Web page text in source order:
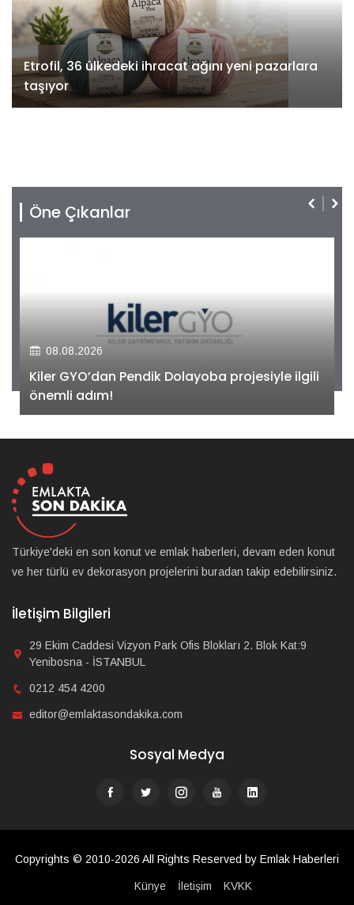
Etrofil, 36 ülkedeki ihracat ağını yeni pazarlara
taşıyor
Öne Çıkanlar
08.08.2026
Kiler GYO’dan Pendik Dolayoba projesiyle ilgili
önemli adım!
Türkiye'deki en son konut ve emlak haberleri, devam eden konut
ve her türlü ev dekorasyon projelerini buradan takip edebilirsiniz.
İletişim Bilgileri
29 Ekim Caddesi Vizyon Park Ofis Blokları 2. Blok Kat:9
Yenibosna - İSTANBUL
0212 454 4200
editor@emlaktasondakika.com
Sosyal Medya
Copyrights © 2010-2026 All Rights Reserved by Emlak Haberleri
Künye İletişim KVKK